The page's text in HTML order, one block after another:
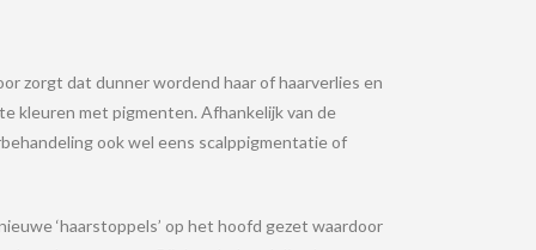
zorgt dat dunner wordend haar of haarverlies en
kleuren met pigmenten. Afhankelijk van de
ook wel eens scalppigmentatie of
‘haarstoppels’ op het hoofd gezet waardoor